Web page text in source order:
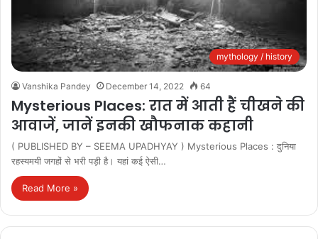
mythology / history
Vanshika Pandey December 14, 2022 64
Mysterious Places: रात में आती हैं चीखने की
आवाजें, जानें इनकी खौफनाक कहानी
( PUBLISHED BY – SEEMA UPADHYAY ) Mysterious Places : दुनिया
रहस्यमयी जगहों से भरी पड़ी है। यहां कई ऐसी…
Read More »